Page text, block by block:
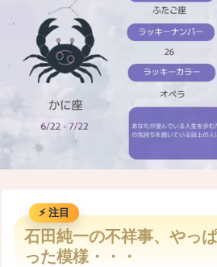
石田純一の不祥事、やっ
った模様・・・